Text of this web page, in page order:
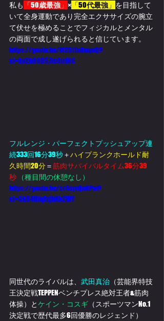
私も 「50歳最強 」 × 「50代最強 」 を目指して
いて全身運動であり完全エクササイズの腕立
て伏せを極めることでフィジカルとメンタル
の両面で成し遂げられると信じています。
https://youtu.be/M25t1x0uqoQ?
si=kv2h88D57te8u1NG
フルレンジ・パーフェクトプッシュアップ連
続333回16分39秒＋ハイプランクホールド耐
久時間20分＝筋肉サバイバルタイム36分39
秒
（種目間の休憩なし）
https://youtu.be/sr4cjvQnXPw?
si=5kR4RiqfnjhXb2WY
同世代のライバルは、 武田真治 （芸能界特技
王決定戦TEPPENベンチプレス絶対王者&筋肉
体操）とケイン・コスギ （ スポーツマンNo.1
決定戦で歴代最多6回優勝のレジェンド ）